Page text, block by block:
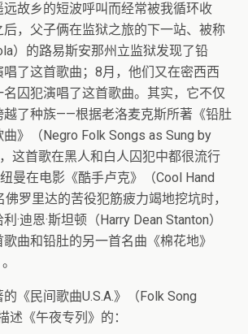
故乡的短波呼叫而经常被我循环收
，父子俩在监狱之旅的下一站、被称
）的路易斯安那州立监狱发现了铅
了这首歌曲；8月，他们又在密西西
名囚犯演唱了这首歌曲。其实，它不仅
越了种族——根据老洛麦克斯所著《铅肚
》（Negro Folk Songs as Sung by
这首歌在黑人和白人囚犯中都很流行
曼在电影《酷手卢克》（Cool Hand
罗里达的苦役犯筋疲力竭地挖坑时，
·迪恩·斯坦顿（Harry Dean Stanton）
曲和铅肚的另一首名曲《棉花地》
《民间歌曲U.S.A.》（Folk Song
述《午夜专列》的：